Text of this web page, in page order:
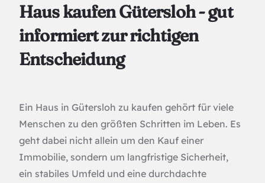
Haus kaufen Gütersloh - gut
informiert zur richtigen
Entscheidung
Ein Haus in Gütersloh zu kaufen gehört für viele
Menschen zu den größten Schritten im Leben. Es
geht dabei nicht allein um den Kauf einer
Immobilie, sondern um langfristige Sicherheit,
ein stabiles Umfeld und eine durchdachte